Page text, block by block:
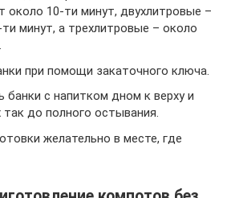
около 10-ти минут, двухлитровые –
минут, а трехлитровые – около
при помощи закаточного ключа.
банки с напитком дном к верху и
так до полного остывания.
желательно в месте, где